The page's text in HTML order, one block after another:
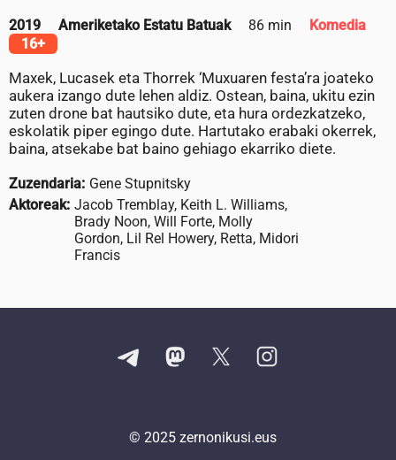
2019 Ameriketako Estatu Batuak 86 min
Komedia
16+
Maxek, Lucasek eta Thorrek ‘Muxuaren festa’ra joateko
aukera izango dute lehen aldiz. Ostean, baina, ukitu ezin
zuten drone bat hautsiko dute, eta hura ordezkatzeko,
eskolatik piper egingo dute. Hartutako erabaki okerrek,
baina, atsekabe bat baino gehiago ekarriko diete.
Zuzendaria: Gene Stupnitsky
Aktoreak: Jacob Tremblay, Keith L. Williams,
Brady Noon, Will Forte, Molly
Gordon, Lil Rel Howery, Retta, Midori
Francis
© 2025 zernonikusi.eus